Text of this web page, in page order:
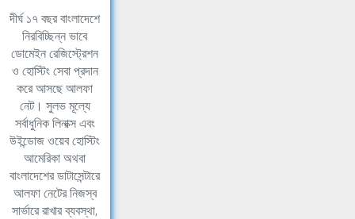
দীর্ঘ ১৭ বছর বাংলাদেশে
নিরবিচ্ছিন্ন ভাবে
ডোমেইন রেজিস্ট্রেশন
ও হোস্টিং সেবা প্রদান
করে আসছে আলফা
নেট। সুলভ মূল্যে
সর্বাধুনিক লিনাক্স এবং
উইন্ডোজ ওয়েব হোস্টিং
আমেরিকা অথবা
বাংলাদেশের ডাটাসেন্টারে
আলফা নেটের নিজস্ব
সার্ভারে রাখার ব্যবস্থা,